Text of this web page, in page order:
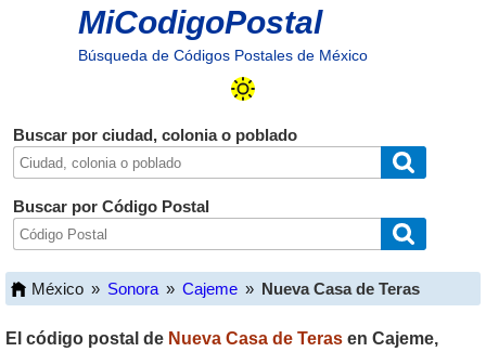
MiCodigoPostal
Búsqueda de Códigos Postales de México
Buscar por ciudad, colonia o poblado
Buscar por Código Postal
México » Sonora » Cajeme » Nueva Casa de Teras
El código postal de Nueva Casa de Teras en Cajeme,